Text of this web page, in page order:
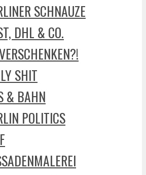
SCHNAUZE
DHL & CO.
SHIT
& BAHN
POLITICS